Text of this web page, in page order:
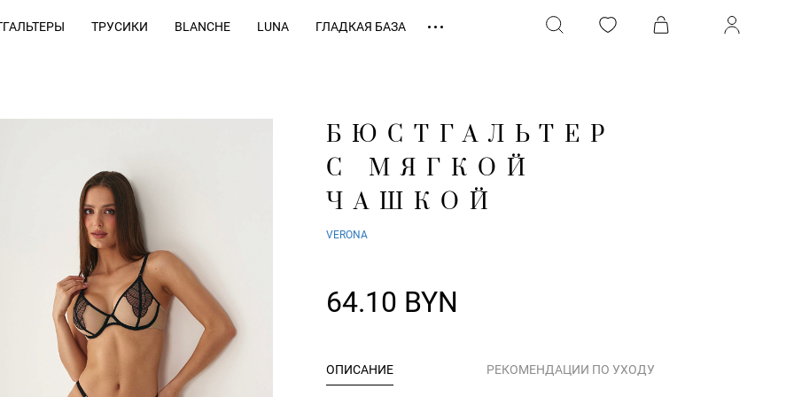
ТРУСИКИ BLANCHE LUNA ГЛАДКАЯ БАЗА
БЮСТГАЛЬТЕР
С МЯГКОЙ
ЧАШКОЙ
VERONA
64.10 BYN
ОПИСАНИЕ РЕКОМЕНДАЦИИ ПО УХОДУ